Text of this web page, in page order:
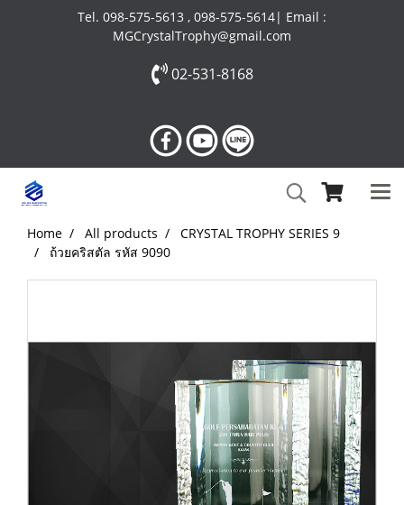
Tel. 098-575-5613 , 098-575-5614| Email :
MGCrystalTrophy@gmail.com
02-531-8168
Home All products
CRYSTAL TROPHY SERIES 9
ถ้วยคริสตัล รหัส 9090